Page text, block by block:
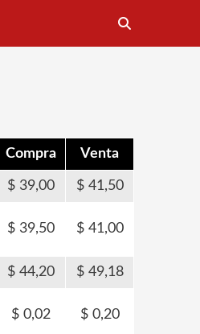
Compra Venta
39,00 41,50
39,50 41,00
44,20 49,18
0,02 0,20